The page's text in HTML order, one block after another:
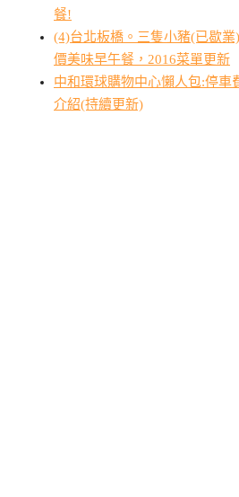
餐!
(4)台北板橋。三隻小豬(已歇
價美味早午餐，2016菜單更新
中和環球購物中心懶人包:停車
介紹(持續更新)